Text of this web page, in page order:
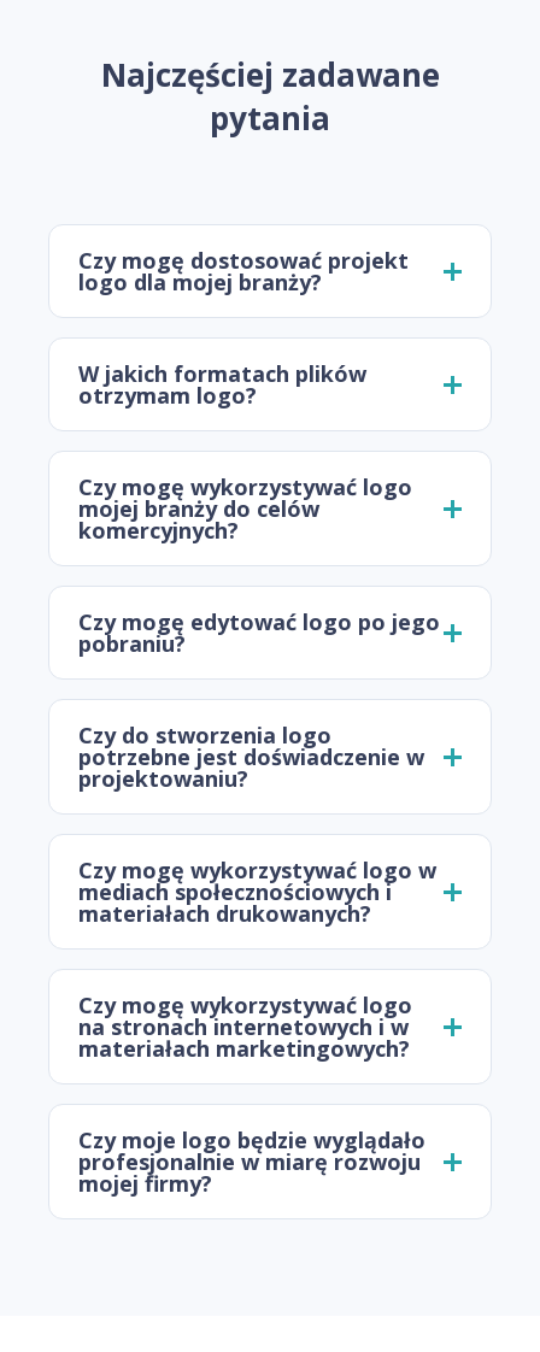
Najczęściej zadawane
pytania
Czy mogę dostosować projekt
logo dla mojej branży?
W jakich formatach plików
otrzymam logo?
Czy mogę wykorzystywać logo
mojej branży do celów
komercyjnych?
Czy mogę edytować logo po jego
pobraniu?
Czy do stworzenia logo
potrzebne jest doświadczenie w
projektowaniu?
Czy mogę wykorzystywać logo w
mediach społecznościowych i
materiałach drukowanych?
Czy mogę wykorzystywać logo
na stronach internetowych i w
materiałach marketingowych?
Czy moje logo będzie wyglądało
profesjonalnie w miarę rozwoju
mojej firmy?